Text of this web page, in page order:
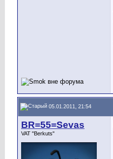
05.01.2011, 21:54
BR=55=Sevas
VAT "Berkuts"